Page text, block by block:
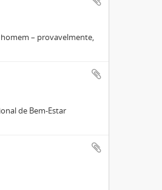
– provavelmente,
de Bem-Estar